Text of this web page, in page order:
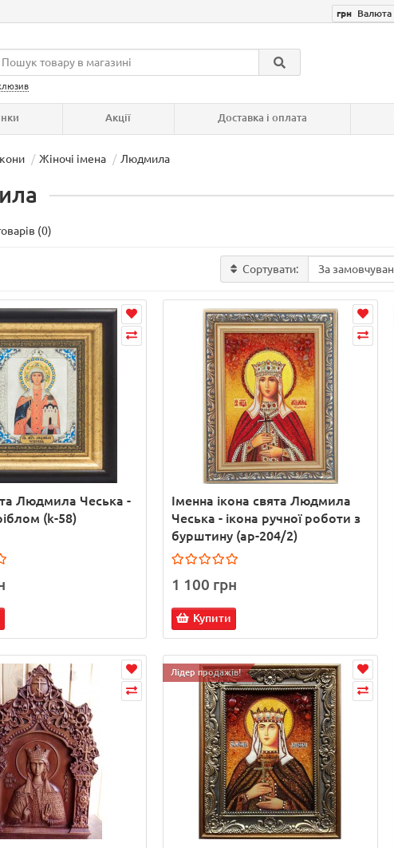
грн Валюта
Акції Доставка і оплата
Жіночі імена Людмила
(0)
Сортувати:
Людмила Чеська -
(k-58)
Іменна ікона свята Людмила
Чеська - ікона ручної роботи з
бурштину (ар-204/2)
1 100 грн
Купити
Лідер продажів!